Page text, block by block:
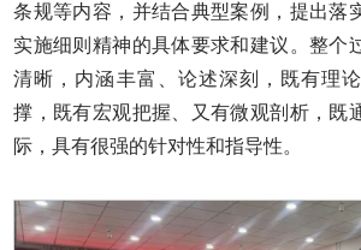
条规等内容，并结合典型案例，提出落
实施细则精神的具体要求和建议。整个
清晰，内涵丰富、论述深刻，既有理
撑，既有宏观把握、又有微观剖析，既
际，具有很强的针对性和指导性。